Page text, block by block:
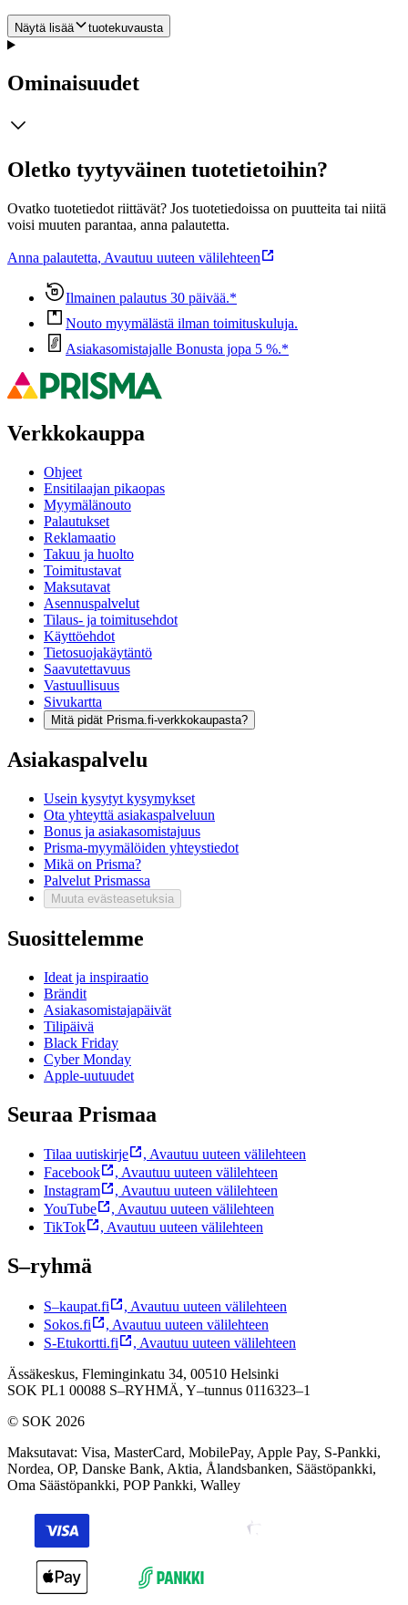
Näytä lisää tuotekuvausta
Ominaisuudet
Oletko tyytyväinen tuotetietoihin?
Ovatko tuotetiedot riittävät? Jos tuotetiedoissa on puutteita tai niitä
voisi muuten parantaa, anna palautetta.
Anna palautetta, Avautuu uuteen välilehteen
Ilmainen palautus 30 päivää.*
Nouto myymälästä ilman toimituskuluja.
Asiakasomistajalle Bonusta jopa 5 %.*
Verkkokauppa
Ohjeet
Ensitilaajan pikaopas
Myymälänouto
Palautukset
Reklamaatio
Takuu ja huolto
Toimitustavat
Maksutavat
Asennuspalvelut
Tilaus- ja toimitusehdot
Käyttöehdot
Tietosuojakäytäntö
Saavutettavuus
Vastuullisuus
Sivukartta
Mitä pidät Prisma.fi-verkkokaupasta?
Asiakaspalvelu
Usein kysytyt kysymykset
Ota yhteyttä asiakaspalveluun
Bonus ja asiakasomistajuus
Prisma-myymälöiden yhteystiedot
Mikä on Prisma?
Palvelut Prismassa
Muuta evästeasetuksia
Suosittelemme
Ideat ja inspiraatio
Brändit
Asiakasomistajapäivät
Tilipäivä
Black Friday
Cyber Monday
Apple-uutuudet
Seuraa Prismaa
Tilaa uutiskirje , Avautuu uuteen välilehteen
Facebook
, Avautuu uuteen välilehteen
Instagram
, Avautuu uuteen välilehteen
YouTube
, Avautuu uuteen välilehteen
TikTok
, Avautuu uuteen välilehteen
S–ryhmä
S–kaupat.fi , Avautuu uuteen välilehteen
Sokos.fi
, Avautuu uuteen välilehteen
S-Etukortti.fi
, Avautuu uuteen välilehteen
Ässäkeskus, Fleminginkatu 34, 00510 Helsinki
SOK PL1 00088 S–RYHMÄ, Y–tunnus 0116323–1
© SOK 2026
Maksutavat: Visa, MasterCard, MobilePay, Apple Pay, S-Pankki,
Nordea, OP, Danske Bank, Aktia, Ålandsbanken, Säästöpankki,
Oma Säästöpankki, POP Pankki, Walley